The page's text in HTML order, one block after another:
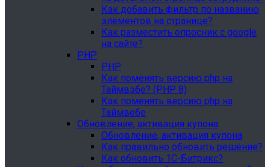
Как добавить фильтр по названию
элементов на странице?
Как разместить опросник с google
на сайте?
PHP
PHP
Как поменять версию php на
Таймвэбе? (PHP 8)
Как поменять версию php на
Таймвебе
Обновление, активация купона
Обновление, активация купона
Как правильно обновить решение?
Как обновить 1С-Битрикс?